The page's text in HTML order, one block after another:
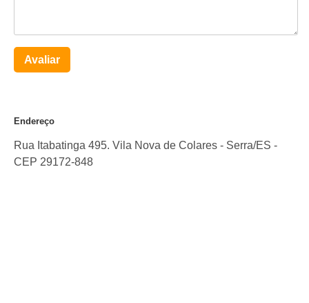
Avaliar
Endereço
Rua Itabatinga 495. Vila Nova de Colares - Serra/ES -
CEP 29172-848